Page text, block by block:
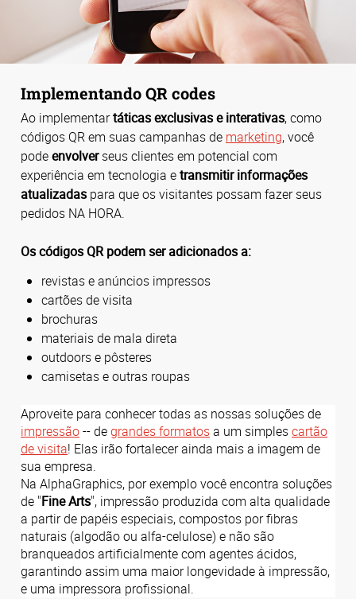
Implementando QR codes
Ao implementartáticas exclusivas e interativas, como
códigos QR em suas campanhas de marketing, você
podeenvolverseus clientes em potencial com
experiência em tecnologia etransmitir informações
atualizadas para que os visitantes possam fazer seus
pedidos NA HORA.
Os códigos QR podem ser adicionados a:
revistas e anúncios impressos
cartões de visita
brochuras
materiais de mala direta
outdoors e pôsteres
camisetas e outras roupas
Aproveite para conhecer todas as nossas soluções de
impressão-- degrandes formatosa um simplescartão
de visita! Elas irão fortalecer ainda mais a imagem de
sua empresa.
Na AlphaGraphics, por exemplo você encontra soluções
de "Fine Arts", impressão produzida com alta qualidade
a partir de papéis especiais, compostos por fibras
naturais (algodão ou alfa-celulose) e não são
branqueados artificialmente com agentes ácidos,
garantindo assim uma maior longevidade à impressão,
e uma impressora profissional.